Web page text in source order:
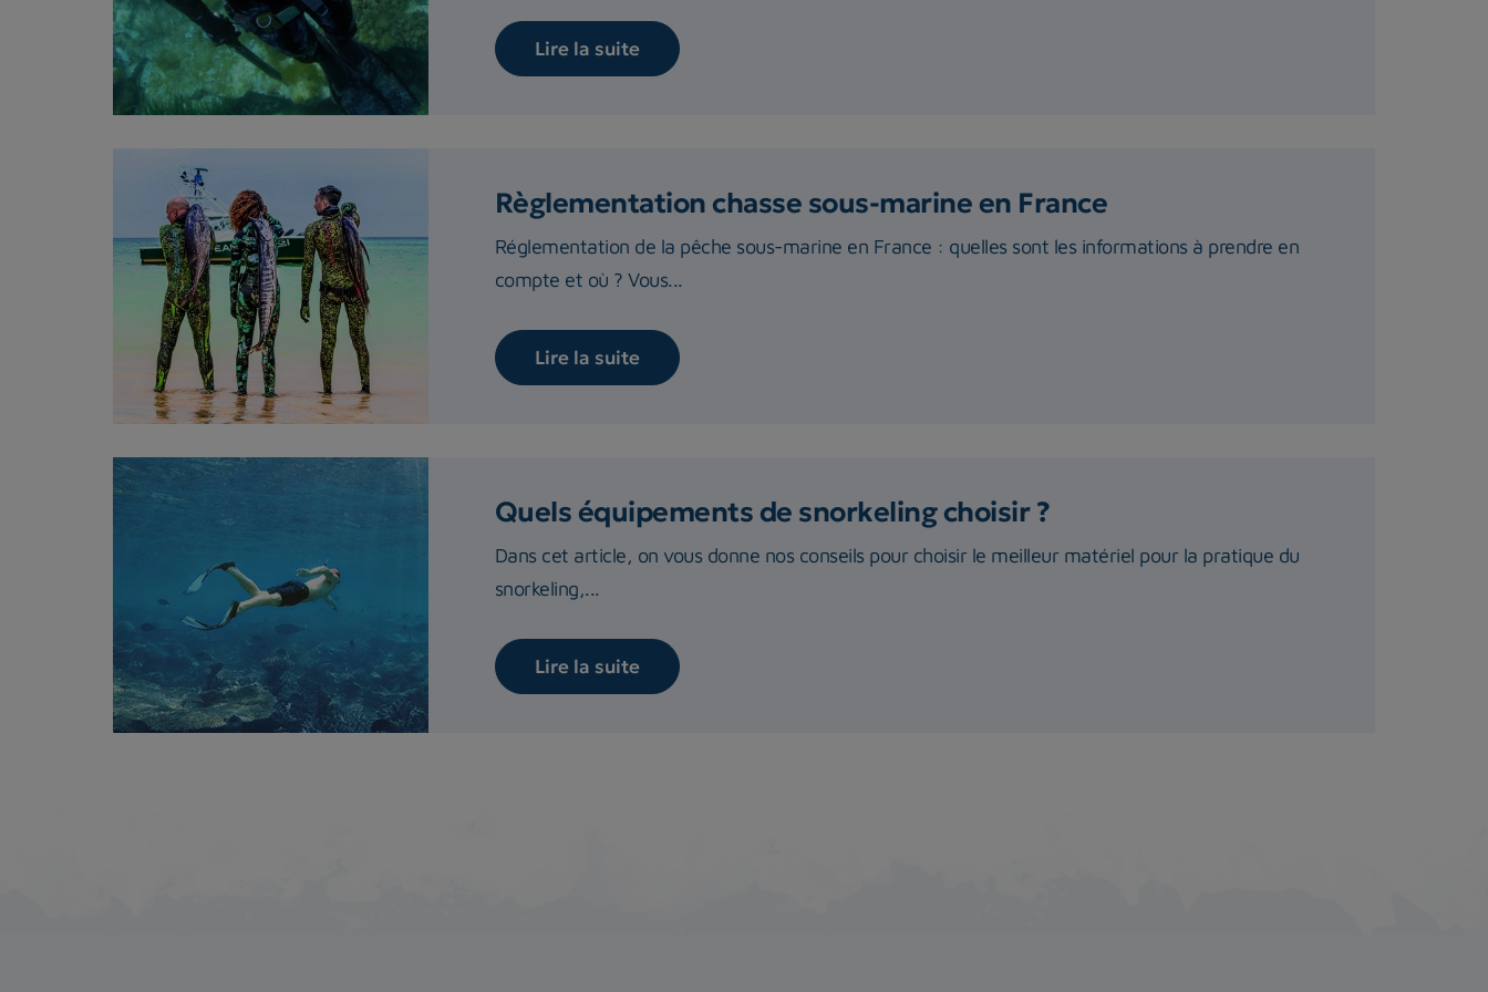
Lire la suite
Règlementation chasse sous-marine en France
Réglementation de la pêche sous-marine en France : quelles sont les informations à prendre en
compte et où ? Vous...
Lire la suite
Quels équipements de snorkeling choisir ?
Dans cet article, on vous donne nos conseils pour choisir le meilleur matériel pour la pratique du
snorkeling,...
Lire la suite